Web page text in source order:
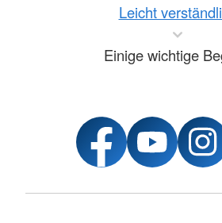
Leicht
Einige wichtige